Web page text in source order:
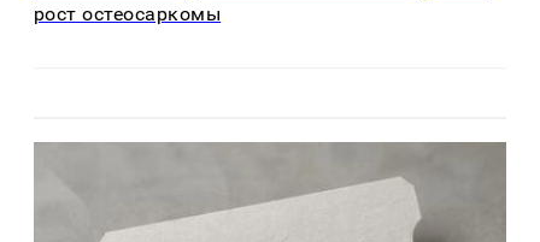
рост остеосаркомы